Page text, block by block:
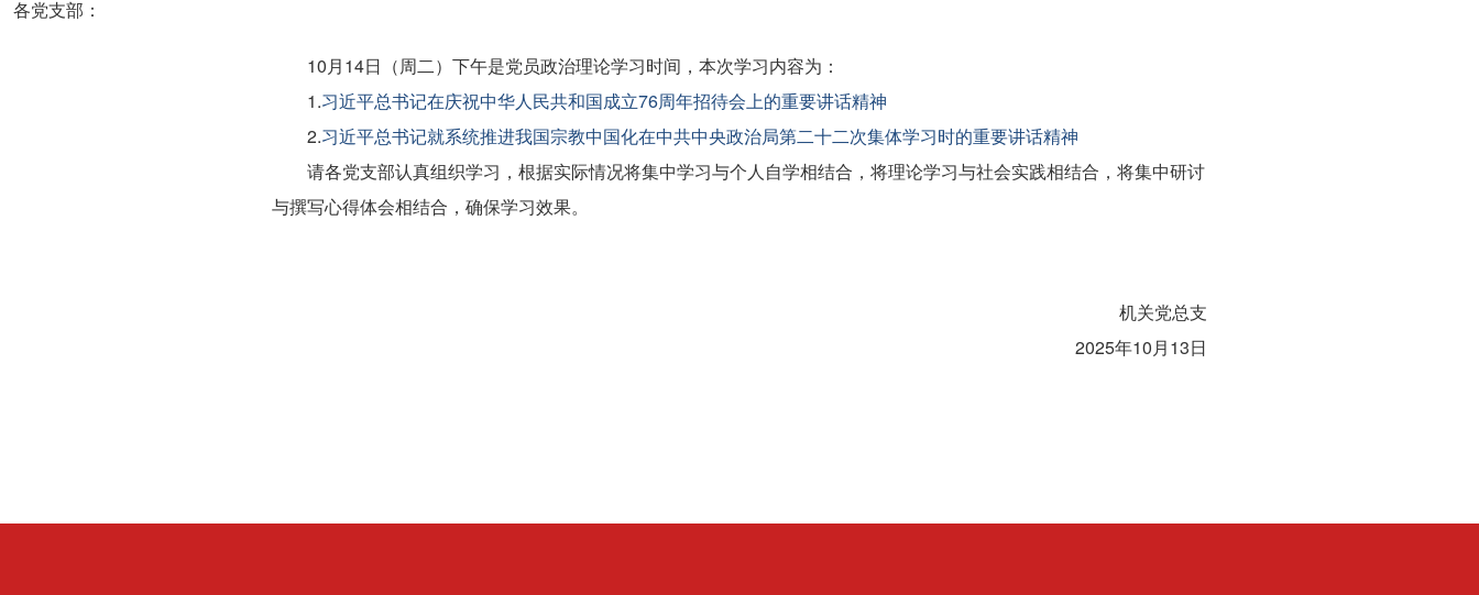
各党支部：
10月14日（周二）下午是党员政治理论学习时间，本次学习内容为：
1.习近平总书记在庆祝中华人民共和国成立76周年招待会上的重要讲话精神
2.习近平总书记就系统推进我国宗教中国化在中共中央政治局第二十二次集体学习时的重要讲话精神
请各党支部认真组织学习，根据实际情况将集中学习与个人自学相结合，将理论学习与社会实践相结合，将集中研讨
与撰写心得体会相结合，确保学习效果。
机关党总支
2025年10月13日